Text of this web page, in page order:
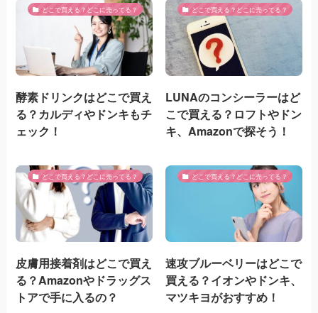
どこで買える？どこに売ってる？
酵素ドリンクはどこで買え
る？カルディやドンキもチ
ェック！
どこで買える？どこに売ってる？
LUNAのコンシーラーはど
こで買える？ロフトやドン
キ、Amazonで探そう！
どこで買える？どこに売ってる？
皮膚用接着剤はどこで買え
る？Amazonやドラッグス
トアで手に入るの？
どこで買える？どこに売ってる？
速攻ブルーベリーはどこで
買える？イオンやドンキ、
マツキヨがおすすめ！